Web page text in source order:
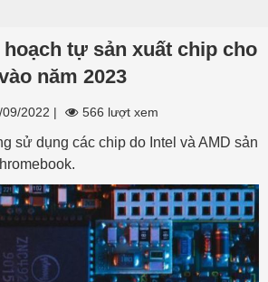
hoạch tự sản xuất chip cho
năm 2023
09/2022 | 566 lượt xem
sử dụng các chip do Intel và AMD sản